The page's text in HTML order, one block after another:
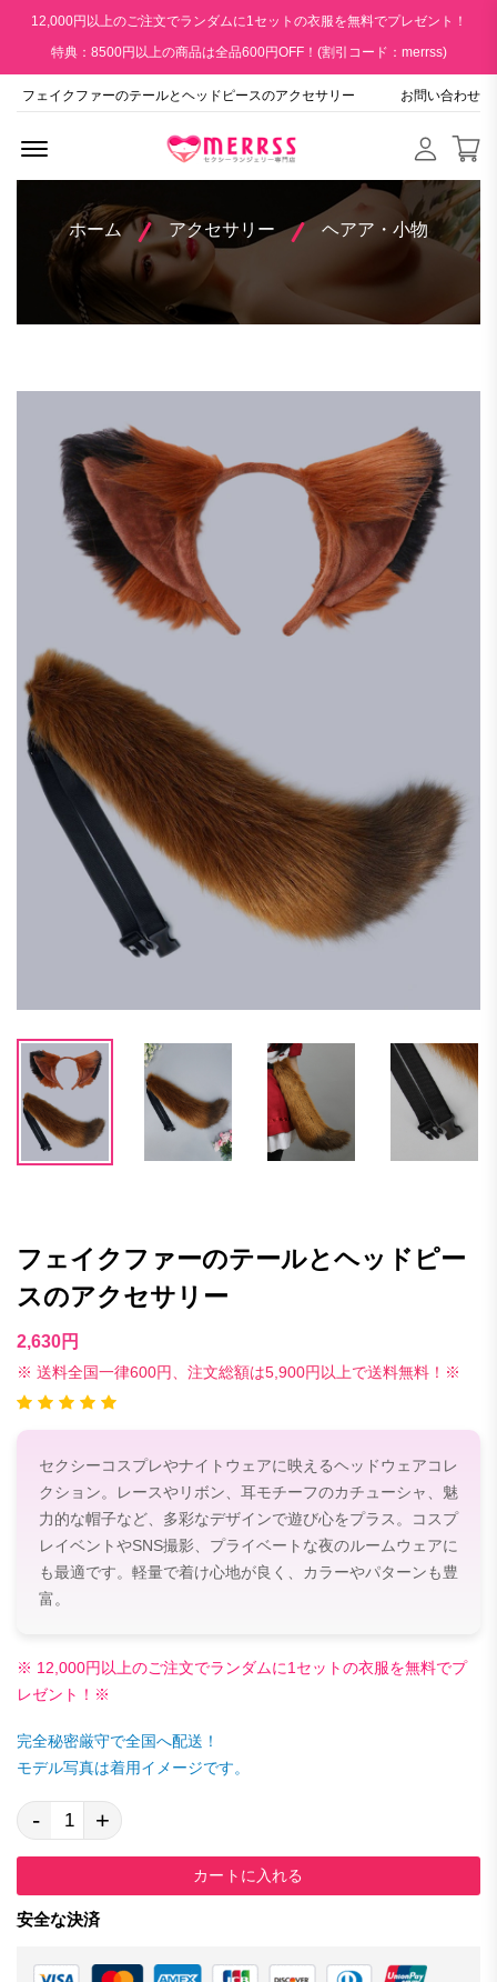
12,000円以上のご注文でランダムに1セットの衣服を無料でプレゼント！
特典：8500円以上の商品は全品600円OFF！(割引コード：merrss)
フェイクファーのテールとヘッドピースのアクセサリー お問い合わせ
ホーム アクセサリー ヘアア・小物
フェイクファーのテールとヘッドピー
スのアクセサリー
2,630円
※ 送料全国一律600円、注文総額は5,900円以上で送料無料！※
セクシーコスプレやナイトウェアに映えるヘッドウェアコレ
クション。レースやリボン、耳モチーフのカチューシャ、魅
力的な帽子など、多彩なデザインで遊び心をプラス。コスプ
レイベントやSNS撮影、プライベートな夜のルームウェアに
も最適です。軽量で着け心地が良く、カラーやパターンも豊
富。
※ 12,000円以上のご注文でランダムに1セットの衣服を無料でプ
レゼント！※
完全秘密厳守で全国へ配送！
モデル写真は着用イメージです。
- +
カートに入れる
安全な決済